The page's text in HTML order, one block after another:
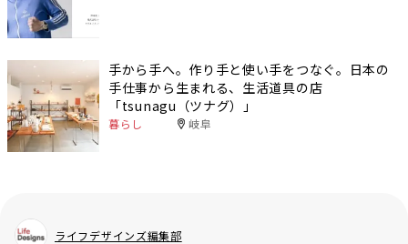
手から手へ。作り手と使い手をつなぐ。日本の
手仕事から生まれる、生活道具の店
「tsunagu（ツナグ）」
暮らし 岐阜
ライフデザインズ編集部